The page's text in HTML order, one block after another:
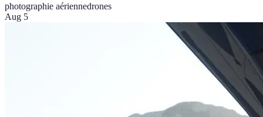
photographie aériennedrones
Aug 5